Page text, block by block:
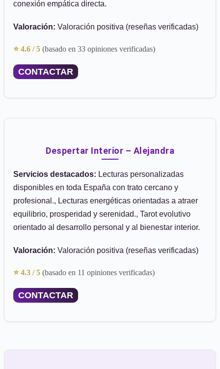
conexión empática directa.
Valoración: Valoración positiva (reseñas verificadas)
⭐ 4.6 / 5 (basado en 33 opiniones verificadas)
CONTACTAR
Despertar Interior – Alejandra
Servicios destacados: Lecturas personalizadas
disponibles en toda España con trato cercano y
profesional., Lecturas energéticas orientadas a atraer
equilibrio, prosperidad y serenidad., Tarot evolutivo
orientado al desarrollo personal y al bienestar interior.
Valoración: Valoración positiva (reseñas verificadas)
⭐ 4.3 / 5 (basado en 11 opiniones verificadas)
CONTACTAR